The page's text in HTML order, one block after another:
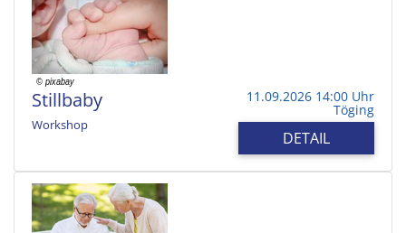
Stillbaby
Workshop
11.09.2026 14:00 Uhr
Töging
DETAIL